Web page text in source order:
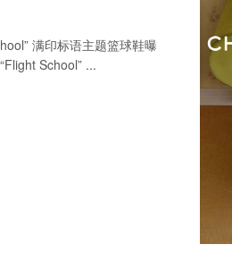
满印标语主题篮球鞋曝
School” ...